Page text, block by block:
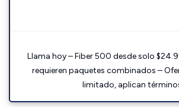
Llama hoy – Fiber 500 desde solo
requieren paquetes combinados –
limitado, aplican